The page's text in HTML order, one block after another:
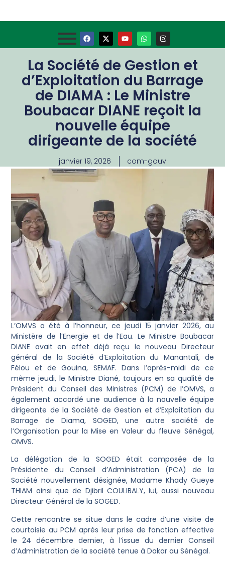
La Société de Gestion et
d’Exploitation du Barrage
de DIAMA : Le Ministre
Boubacar DIANE reçoit la
nouvelle équipe
dirigeante de la société
janvier 19, 2026 com-gouv
L’OMVS a été à l’honneur, ce jeudi 15 janvier 2026, au
Ministère de l’Energie et de l’Eau. Le Ministre Boubacar
DIANE avait en effet déjà reçu le nouveau Directeur
général de la Société d’Exploitation du Manantali, de
Félou et de Gouina, SEMAF. Dans l’après-midi de ce
même jeudi, le Ministre Diané, toujours en sa qualité de
Président du Conseil des Ministres (PCM) de l’OMVS, a
également accordé une audience à la nouvelle équipe
dirigeante de la Société de Gestion et d’Exploitation du
Barrage de Diama, SOGED, une autre société de
l’Organisation pour la Mise en Valeur du fleuve Sénégal,
OMVS.
La délégation de la SOGED était composée de la
Présidente du Conseil d’Administration (PCA) de la
Société nouvellement désignée, Madame Khady Gueye
THIAM ainsi que de Djibril COULIBALY, lui, aussi nouveau
Directeur Général de la SOGED.
Cette rencontre se situe dans le cadre d’une visite de
courtoisie au PCM après leur prise de fonction effective
le 24 décembre dernier, à l’issue du dernier Conseil
d’Administration de la société tenue à Dakar au Sénégal.